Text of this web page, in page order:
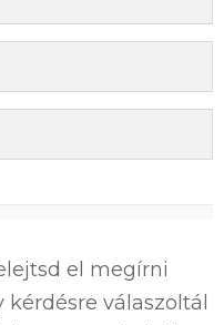
el megírni
kérdésre válaszoltál